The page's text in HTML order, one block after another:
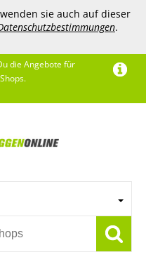
sie auch auf dieser
.
die Angebote für